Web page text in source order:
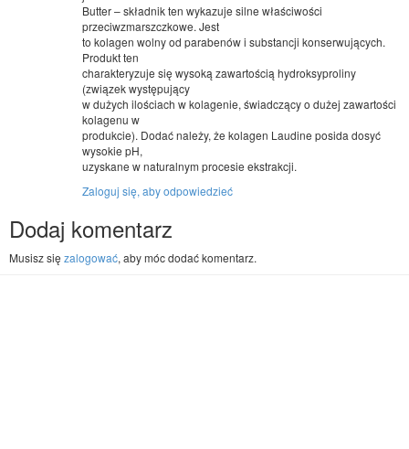
Butter – składnik ten wykazuje silne właściwości
przeciwzmarszczkowe. Jest
to kolagen wolny od parabenów i substancji konserwujących.
Produkt ten
charakteryzuje się wysoką zawartością hydroksyproliny
(związek występujący
w dużych ilościach w kolagenie, świadczący o dużej zawartości
kolagenu w
produkcie). Dodać należy, że kolagen Laudine posida dosyć
wysokie pH,
uzyskane w naturalnym procesie ekstrakcji.
Zaloguj się, aby odpowiedzieć
Dodaj komentarz
Musisz się zalogować, aby móc dodać komentarz.